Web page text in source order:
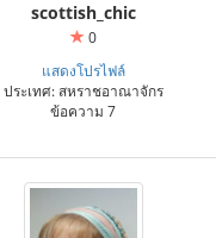
scottish_chic
0
แสดงโปรไฟล์
ประเทศ: สหราชอาณาจักร
ข้อความ 7